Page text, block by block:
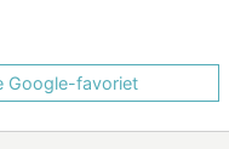
Google-favoriet